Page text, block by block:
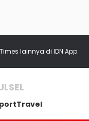
lainnya di IDN App
Travel